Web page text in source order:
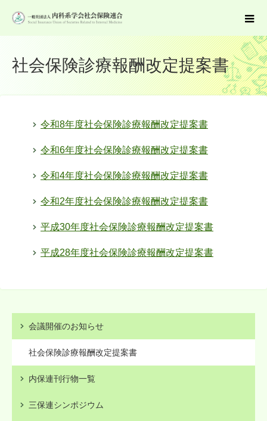
社会保険診療報酬改定提案書
令和8年度社会保険診療報酬改定提案書
令和6年度社会保険診療報酬改定提案書
令和4年度社会保険診療報酬改定提案書
令和2年度社会保険診療報酬改定提案書
平成30年度社会保険診療報酬改定提案書
平成28年度社会保険診療報酬改定提案書
会議開催のお知らせ
社会保険診療報酬改定提案書
内保連刊行物一覧
三保連シンポジウム